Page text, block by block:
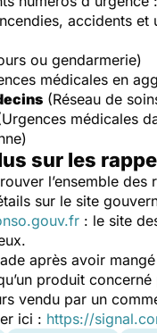
accidents et
ou gendarmerie)
médicales en
(Réseau de
médicales
sur les
l’ensemble des
sur le site
: le site
après avoir
produit
vendu par un
ici : https://